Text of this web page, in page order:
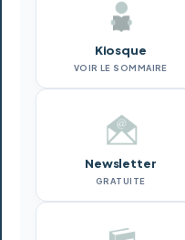
Kiosque
VOIR LE SOMMAIRE
Newsletter
GRATUITE